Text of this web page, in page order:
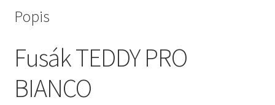
Popis
Fusák TEDDY PRO
BIANCO